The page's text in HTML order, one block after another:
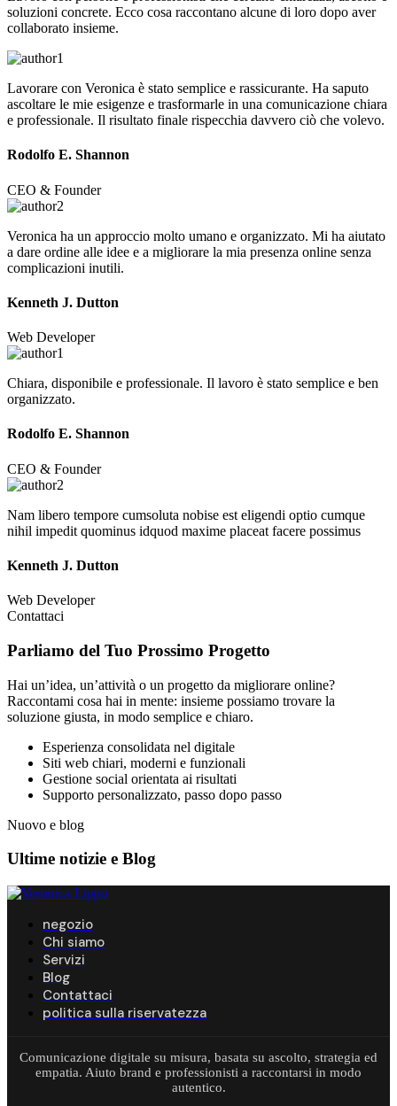
soluzioni concrete. Ecco cosa raccontano alcune di loro dopo aver
collaborato insieme.
Lavorare con Veronica è stato semplice e rassicurante. Ha saputo
ascoltare le mie esigenze e trasformarle in una comunicazione chiara
e professionale. Il risultato finale rispecchia davvero ciò che volevo.
Rodolfo E. Shannon
CEO & Founder
Veronica ha un approccio molto umano e organizzato. Mi ha aiutato
a dare ordine alle idee e a migliorare la mia presenza online senza
complicazioni inutili.
Kenneth J. Dutton
Web Developer
Chiara, disponibile e professionale. Il lavoro è stato semplice e ben
organizzato.
Rodolfo E. Shannon
CEO & Founder
Nam libero tempore cumsoluta nobise est eligendi optio cumque
nihil impedit quominus idquod maxime placeat facere possimus
Kenneth J. Dutton
Web Developer
Contattaci
Parliamo del Tuo Prossimo Progetto
Hai un’idea, un’attività o un progetto da migliorare online?
Raccontami cosa hai in mente: insieme possiamo trovare la
soluzione giusta, in modo semplice e chiaro.
Esperienza consolidata nel digitale
Siti web chiari, moderni e funzionali
Gestione social orientata ai risultati
Supporto personalizzato, passo dopo passo
Nuovo e blog
Ultime notizie e Blog
negozio
Chi siamo
Servizi
Blog
Contattaci
politica sulla riservatezza
Comunicazione digitale su misura, basata su ascolto, strategia ed
empatia. Aiuto brand e professionisti a raccontarsi in modo
autentico.